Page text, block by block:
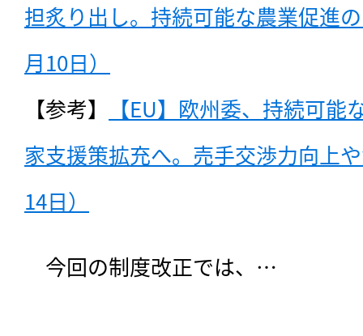
担炙り出し。持続可能な農業促進
月10日）
【参考】
【EU】欧州委、持続可
家支援策拡充へ。売手交渉力向上
14日）
今回の制度改正では、…